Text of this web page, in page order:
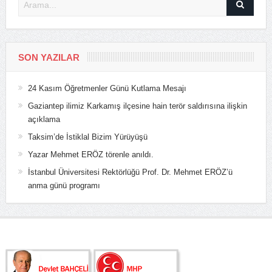
SON YAZILAR
24 Kasım Öğretmenler Günü Kutlama Mesajı
Gaziantep ilimiz Karkamış ilçesine hain terör saldırısına ilişkin
açıklama
Taksim’de İstiklal Bizim Yürüyüşü
Yazar Mehmet ERÖZ törenle anıldı.
İstanbul Üniversitesi Rektörlüğü Prof. Dr. Mehmet ERÖZ’ü
anma günü programı